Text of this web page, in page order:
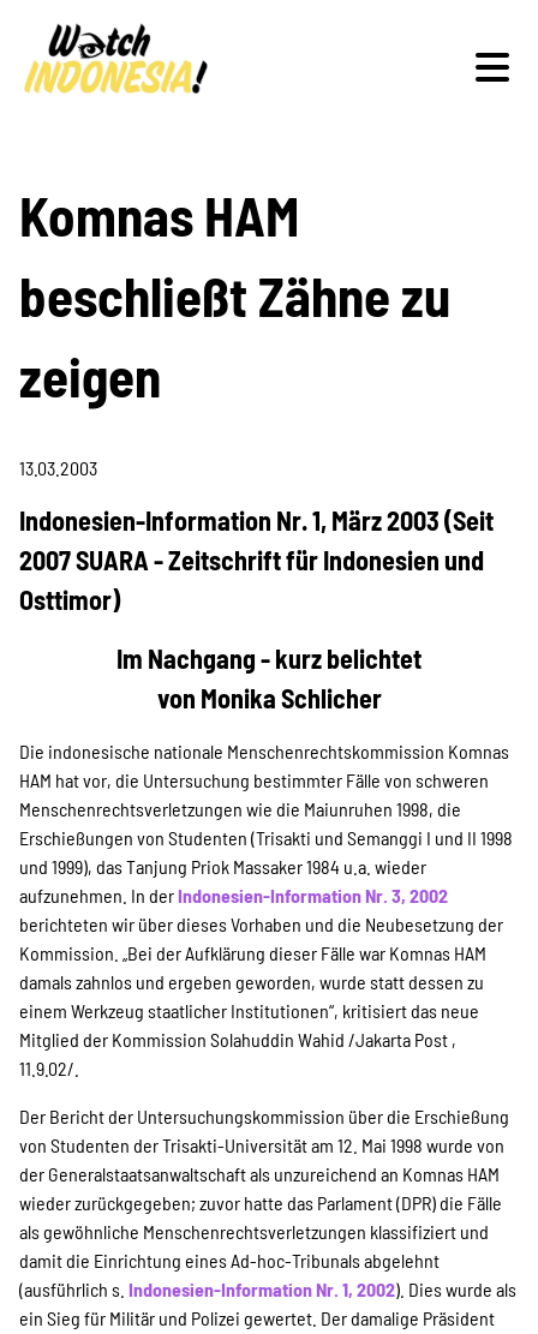
Schwerpunkte
Veranstaltungen
Projekte
Kampagne
Stellenangebote
Werde Mitglied
Newsletter abonnieren
Über uns
Transparenz
Komnas HAM
beschließt Zähne zu
zeigen
13.03.2003
Indonesien-Information Nr. 1, März 2003 (Seit
2007 SUARA - Zeitschrift für Indonesien und
Osttimor)
Im Nachgang - kurz belichtet
von Monika Schlicher
Die indonesische nationale Menschenrechtskommission Komnas
HAM hat vor, die Untersuchung bestimmter Fälle von schweren
Menschenrechtsverletzungen wie die Maiunruhen 1998, die
Erschießungen von Studenten (Trisakti und Semanggi I und II 1998
und 1999), das Tanjung Priok Massaker 1984 u.a. wieder
aufzunehmen. In derIndonesien-Information Nr. 3, 2002
berichteten wir über dieses Vorhaben und die Neubesetzung der
Kommission. „Bei der Aufklärung dieser Fälle war Komnas HAM
damals zahnlos und ergeben geworden, wurde statt dessen zu
einem Werkzeug staatlicher Institutionen“, kritisiert das neue
Mitglied der Kommission Solahuddin Wahid /Jakarta Post ,
11.9.02/.
Der Bericht der Untersuchungskommission über die Erschießung
von Studenten der Trisakti-Universität am 12. Mai 1998 wurde von
der Generalstaatsanwaltschaft als unzureichend an Komnas HAM
wieder zurückgegeben; zuvor hatte das Parlament (DPR) die Fälle
als gewöhnliche Menschenrechtsverletzungen klassifiziert und
damit die Einrichtung eines Ad-hoc-Tribunals abgelehnt
(ausführlich s. Indonesien-Information Nr. 1, 2002). Dies wurde als
ein Sieg für Militär und Polizei gewertet. Der damalige Präsident